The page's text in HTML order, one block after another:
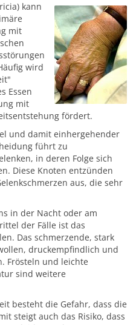
kann
mit
wird
Essen
mit
fördert.
und damit einhergehender
führt zu
in deren Folge sich
Diese Knoten entzünden
aus, die sehr
in der Nacht oder am
der Fälle ist das
Das schmerzende, stark
druckempfindlich und
Frösteln und leichte
sind weitere
besteht die Gefahr, dass die
steigt auch das Risiko, dass